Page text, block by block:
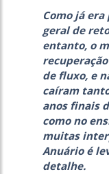
Como já
geral de
entanto, o
de fluxo, e
caíram
anos finais
como no
muitas
Anuário é
detalhe.